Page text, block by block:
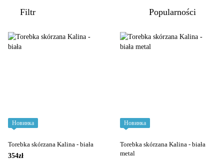
Filtr Popularności
Новинка
Torebka skórzana Kalina - biała
354zł
Новинка
Torebka skórzana Kalina - biała
metal